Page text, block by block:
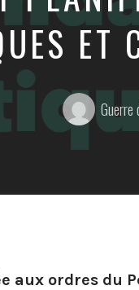
ET
Posté
par:
Guerre
aux ordres du